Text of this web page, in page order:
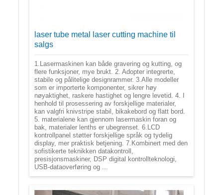
laser tube metal laser cutting machine til
salgs
1.Lasermaskinen kan både gravering og kutting, og
flere funksjoner, mye brukt. 2. Adopter integrerte,
stabile og pålitelige designrammer. 3.Alle modeller
som er importerte komponenter, sikrer høy
nøyaktighet, raskere hastighet og lengre levetid. 4. I
henhold til prosessering av forskjellige materialer,
kan valgfri knivstripe stabil, bikakebord og flatt bord.
5. materialene kan gjennom lasermaskin foran og
bak, materialer lenths er ubegrenset. 6.LCD
kontrollpanel støtter forskjellige språk og tydelig
display, mer praktisk betjening. 7.Kombinert med den
sofistikerte teknikken datakontroll,
presisjonsmaskiner, DSP digital kontrollteknologi,
USB-dataoverføring og ...